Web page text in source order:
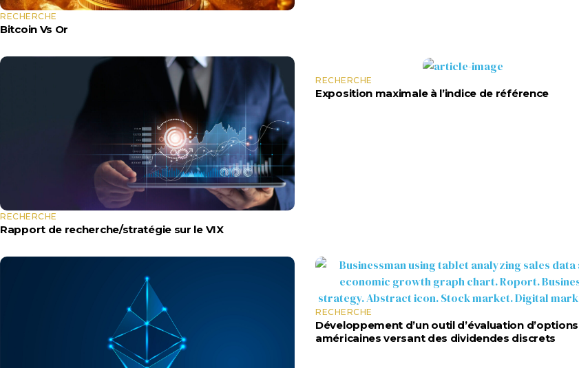
RECHERCHE
Bitcoin Vs Or
RECHERCHE
Rapport de recherche/stratégie sur le VIX
RECHERCHE
Exposition maximale à l’indice de référence
RECHERCHE
Développement d’un outil d’évaluation d’options
américaines versant des dividendes discrets